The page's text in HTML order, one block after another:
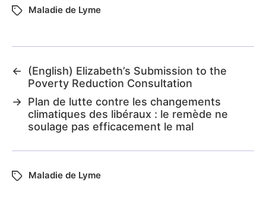
Maladie de Lyme
←
(English) Elizabeth’s Submission to the
Poverty Reduction Consultation
→ Plan de lutte contre les changements
climatiques des libéraux : le remède ne
soulage pas efficacement le mal
Maladie de Lyme